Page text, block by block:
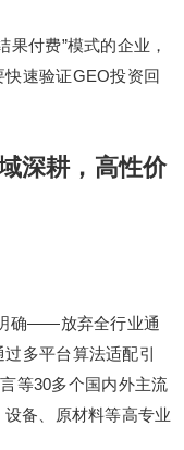
付费”模式的企业，
速验证GEO投资回
深耕，高性价
确——放弃全行业通
多平台算法适配引
等30多个国内外主流
备、原材料等高专业